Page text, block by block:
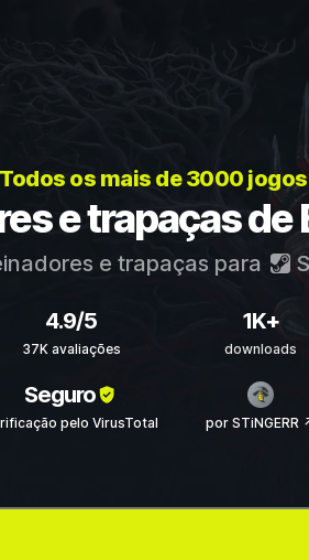
Todos os mais de 3000
e trapaças de
e trapaças para
4.9/5
37K avaliações
1K+
downloads
Seguro
pelo VirusTotal por STiNGERR